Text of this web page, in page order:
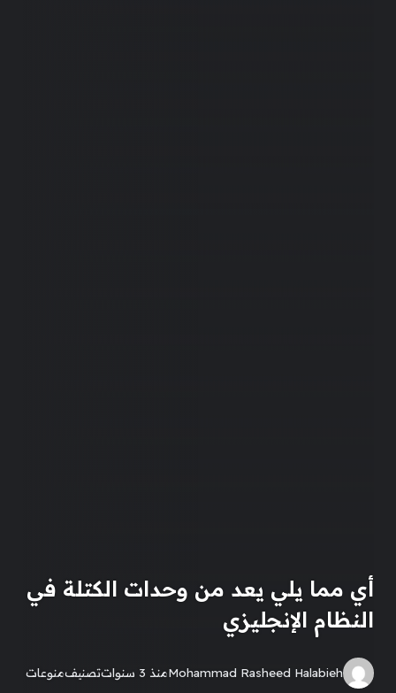
أي مما يلي يعد من وحدات الكتلة في
النظام الإنجليزي
Mohammad Rasheed Halabiehمنذ 3 سنوات تصنيفمنوعات